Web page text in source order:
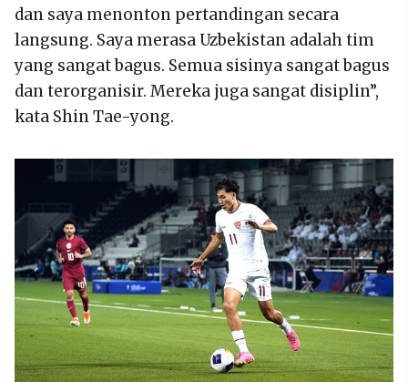
dan saya menonton pertandingan secara
langsung. Saya merasa Uzbekistan adalah tim
yang sangat bagus. Semua sisinya sangat bagus
dan terorganisir. Mereka juga sangat disiplin”,
kata Shin Tae-yong.